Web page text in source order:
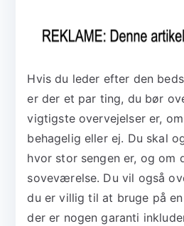
Hvis du leder efter den
er der et par ting, du bør
vigtigste overvejelser er,
behagelig eller ej. Du skal
hvor stor sengen er, og om
soveværelse. Du vil også
du er villig til at bruge på
der er nogen garanti